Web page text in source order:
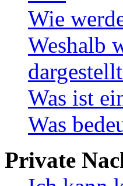
Wie
Weshalb
Was ist
Was
Private